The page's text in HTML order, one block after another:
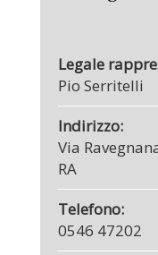
Legale
Pio Serritelli
Indirizzo:
Via
RA
Telefono:
0546 47202